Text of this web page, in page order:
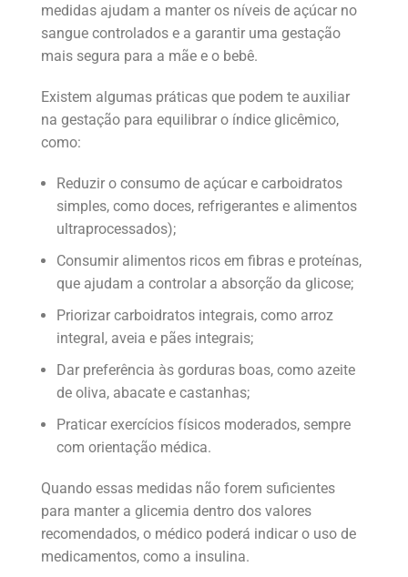
medidas ajudam a manter os níveis de açúcar no
sangue controlados e a garantir uma gestação
mais segura para a mãe e o bebê.
Existem algumas práticas que podem te auxiliar
na gestação para equilibrar o índice glicêmico,
como:
Reduzir o consumo de açúcar e carboidratos
simples, como doces, refrigerantes e alimentos
ultraprocessados);
Consumir alimentos ricos em fibras e proteínas,
que ajudam a controlar a absorção da glicose;
Priorizar carboidratos integrais, como arroz
integral, aveia e pães integrais;
Dar preferência às gorduras boas, como azeite
de oliva, abacate e castanhas;
Praticar exercícios físicos moderados, sempre
com orientação médica.
Quando essas medidas não forem suficientes
para manter a glicemia dentro dos valores
recomendados, o médico poderá indicar o uso de
medicamentos, como a insulina.